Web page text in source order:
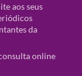
aos seus
da
online